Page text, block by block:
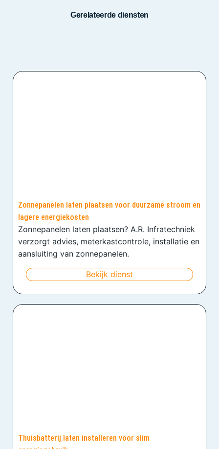
Gerelateerde diensten
Zonnepanelen laten plaatsen voor duurzame stroom en
lagere energiekosten
Zonnepanelen laten plaatsen? A.R. Infratechniek
verzorgt advies, meterkastcontrole, installatie en
aansluiting van zonnepanelen.
Bekijk dienst
Thuisbatterij laten installeren voor slim